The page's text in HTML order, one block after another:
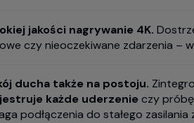
jakości nagrywanie 4K.
czy nieoczekiwane zdarzenia –
ducha także na postoju.
każde uderzenie czy
podłączenia do stałego